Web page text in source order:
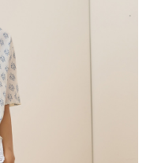
交易完成。
若您需要取消訂單，請聯絡
為有效，需透過AFTEE先享
帳頁面顯示為準，若有關於
，請聯繫「AFTEE先享後付
support/home
先享後付」服務完成之交
將交易相關給付款項請求債